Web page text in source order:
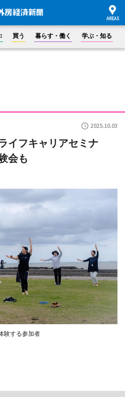
買う 暮らす・働く 学ぶ・知る
2025.10.03
イフキャリアセミナ
会も
験する参加者